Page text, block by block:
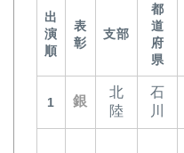
出
演
順
表
彰
支部
都
道
府
県
1 銀
北
陸
石
川